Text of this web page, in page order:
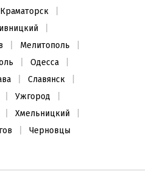
Краматорск
Мелитополь
Одесса
Славянск
Ужгород
Хмельницкий
Черновцы